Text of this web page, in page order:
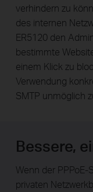
verhindern zu
des internen
ER5120 den
bestimmte
einem Klick zu
Verwendung
SMTP unmöglich
Bessere,
Wenn der PPPoE-
privaten